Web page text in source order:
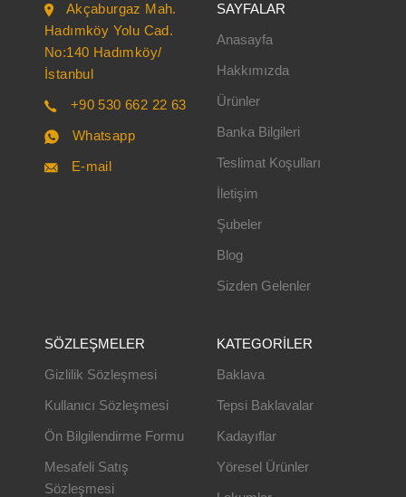
Akçaburgaz Mah.
Hadımköy Yolu Cad.
No:140 Hadımköy/
İstanbul
+90 530 662 22 63
Whatsapp
E-mail
SAYFALAR
Anasayfa
Hakkımızda
Ürünler
Banka Bilgileri
Teslimat Koşulları
İletişim
Şubeler
Blog
Sizden Gelenler
SÖZLEŞMELER
Gizlilik Sözleşmesi
Kullanıcı Sözleşmesi
Ön Bilgilendirme Formu
Mesafeli Satış
Sözleşmesi
KATEGORILER
Baklava
Tepsi Baklavalar
Kadayıflar
Yöresel Ürünler